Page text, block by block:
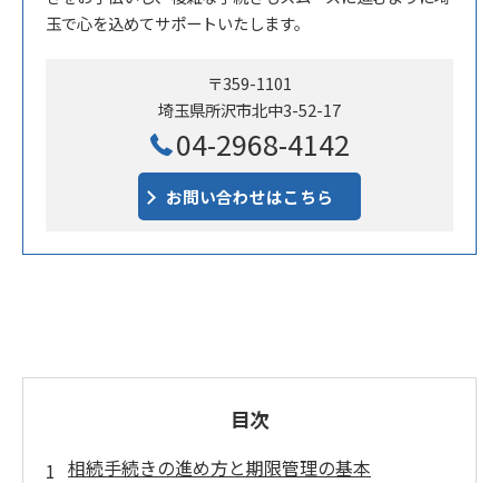
玉で心を込めてサポートいたします。
〒359-1101
埼玉県所沢市北中3-52-17
04-2968-4142
お問い合わせはこちら
目次
相続手続きの進め方と期限管理の基本